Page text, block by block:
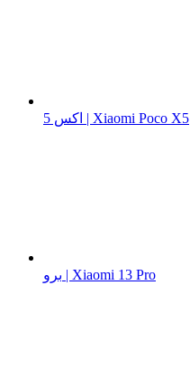
اكس 5 | Xiaomi Poco X5
برو | Xiaomi 13 Pro